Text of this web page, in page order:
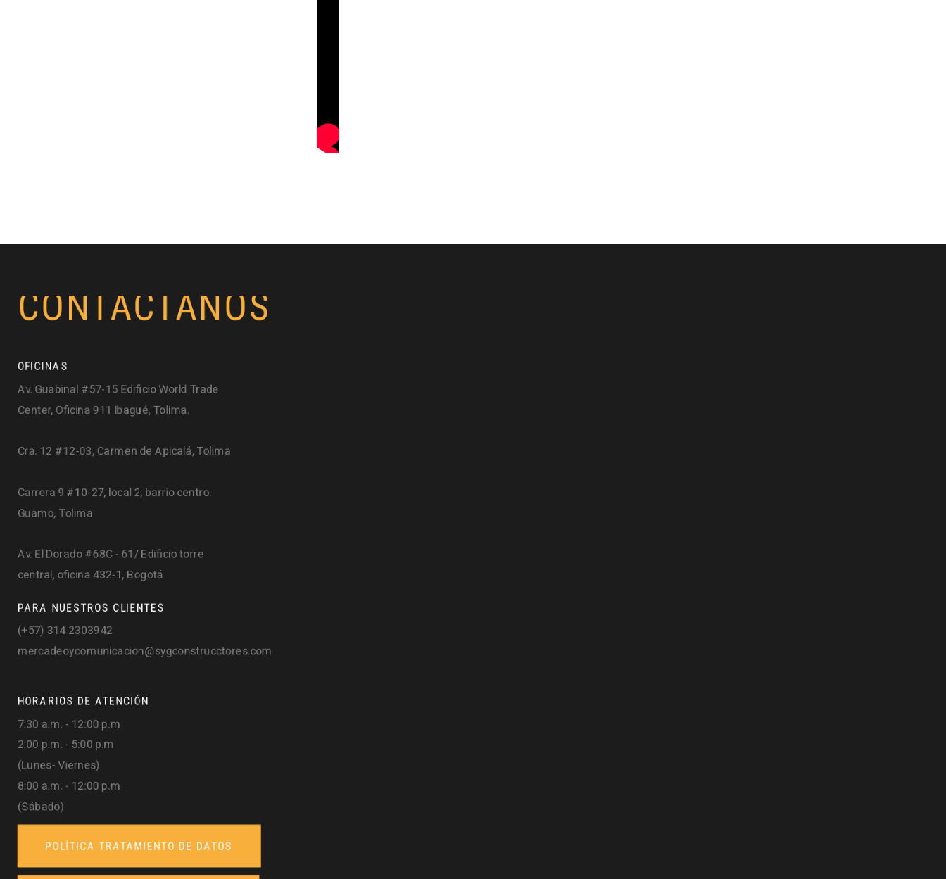
CONTÁCTANOS
OFICINAS
Av. Guabinal #57-15 Edificio World Trade
Center, Oficina 911 Ibagué, Tolima.
Cra. 12 #12-03, Carmen de Apicalá, Tolima
Carrera 9 #10-27, local 2, barrio centro.
Guamo, Tolima
Av. El Dorado #68C - 61/ Edificio torre
central, oficina 432-1, Bogotá
PARA NUESTROS CLIENTES
(+57) 314 2303942
mercadeoycomunicacion@sygconstrucctores.com
HORARIOS DE ATENCIÓN
7:30 a.m. - 12:00 p.m
2:00 p.m. - 5:00 p.m
(Lunes- Viernes)
8:00 a.m. - 12:00 p.m
(Sábado)
POLÍTICA TRATAMIENTO DE DATOS